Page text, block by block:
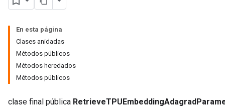
En esta página
Clases anidadas
Métodos públicos
Métodos heredados
Métodos públicos
clase final pública